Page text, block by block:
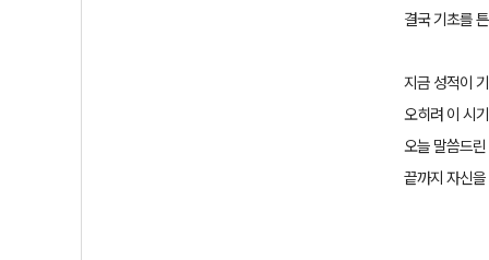
결국 기초를
지금 성적이
오히려 이 시
오늘 말씀드
끝까지 자신